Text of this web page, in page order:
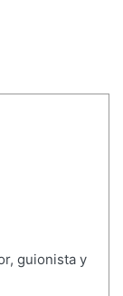
guionista y